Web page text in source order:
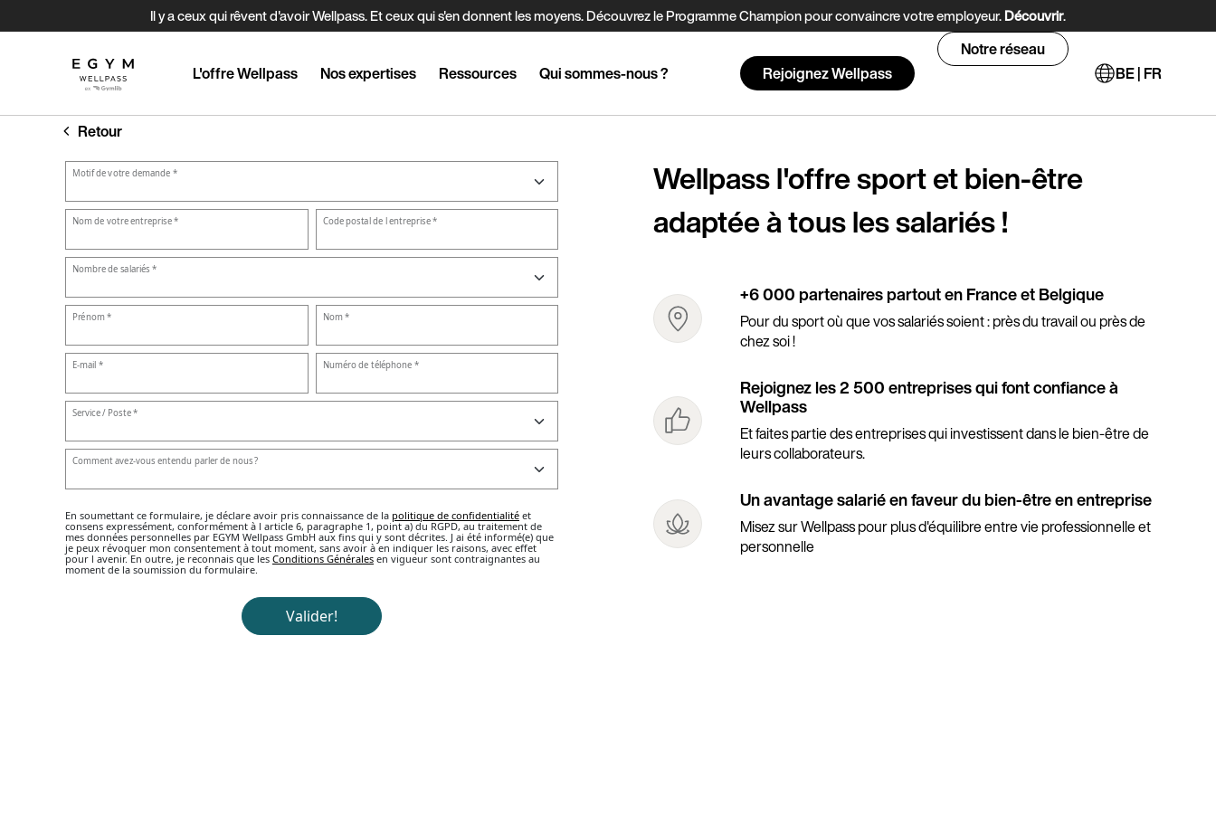
contenu
Il y a ceux qui rêvent d'avoir Wellpass. Et ceux qui s'en donnent les moyens. Découvrez le Programme Champion pour convaincre votre employeur.Découvrir.
L'offre Wellpass Nos expertises Ressources Qui sommes-nous ? Rejoignez Wellpass
Notre réseau
BE | FR
Retour
Wellpass l'offre sport et bien-être
adaptée à tous les salariés !
+6 000 partenaires partout en France et Belgique
Pour du sport où que vos salariés soient : près du travail ou près de
chez soi !
Rejoignez les 2 500 entreprises qui font confiance à
Wellpass
Et faites partie des entreprises qui investissent dans le bien-être de
leurs collaborateurs.
Un avantage salarié en faveur du bien-être en entreprise
Misez sur Wellpass pour plus d'équilibre entre vie professionnelle et
personnelle